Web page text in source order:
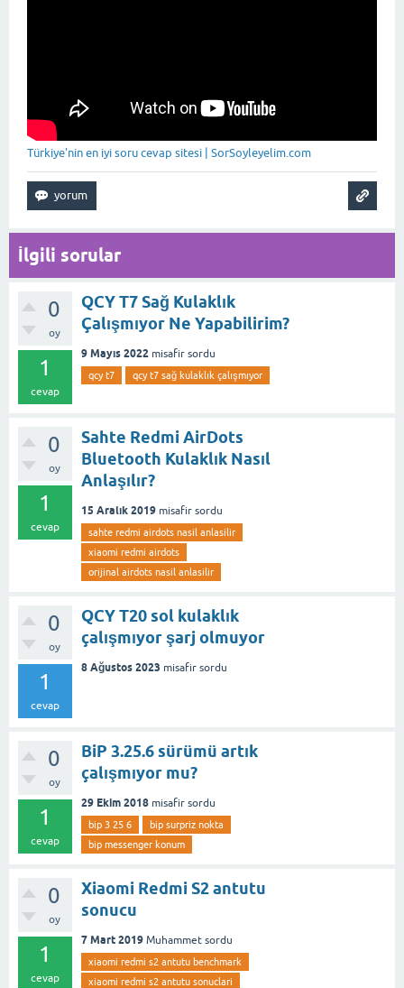
Türkiye'nin en iyi soru cevap sitesi | SorSoyleyelim.com
İlgili sorular
0
oy
1
cevap
QCY T7 Sağ Kulaklık
Çalışmıyor Ne Yapabilirim?
9 Mayıs 2022 misafir sordu
qcy t7 qcy t7 sağ kulaklık çalışmıyor
0
oy
1
cevap
Sahte Redmi AirDots
Bluetooth Kulaklık Nasıl
Anlaşılır?
15 Aralık 2019 misafir sordu
sahte redmi airdots nasil anlasilir
xiaomi redmi airdots
orijinal airdots nasil anlasilir
0
oy
1
cevap
QCY T20 sol kulaklık
çalışmıyor şarj olmuyor
8 Ağustos 2023 misafir sordu
0
oy
1
cevap
BiP 3.25.6 sürümü artık
çalışmıyor mu?
29 Ekim 2018 misafir sordu
bip 3 25 6
bip surpriz nokta
bip messenger konum
0
oy
1
cevap
Xiaomi Redmi S2 antutu
sonucu
7 Mart 2019 Muhammet sordu
xiaomi redmi s2 antutu benchmark
xiaomi redmi s2 antutu sonuclari